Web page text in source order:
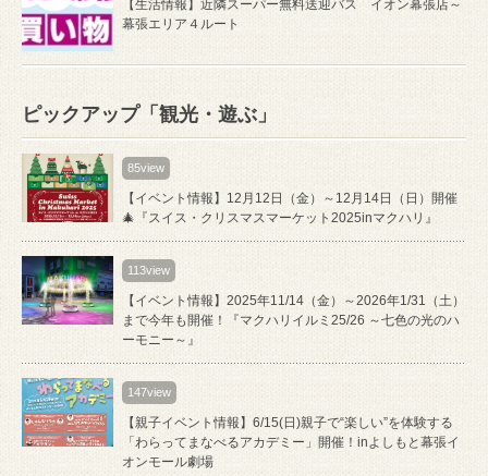
【生活情報】近隣スーパー無料送迎バス イオン幕張店～
幕張エリア４ルート
ピックアップ「観光・遊ぶ」
85view
【イベント情報】12月12日（金）～12月14日（日）開催
🎄『スイス・クリスマスマーケット2025inマクハリ』
113view
【イベント情報】2025年11/14（金）～2026年1/31（土）
まで今年も開催！『マクハリイルミ25/26 ～七色の光のハ
ーモニー～』
147view
【親子イベント情報】6/15(日)親子で“楽しい”を体験する
「わらってまなべるアカデミー」開催！inよしもと幕張イ
オンモール劇場